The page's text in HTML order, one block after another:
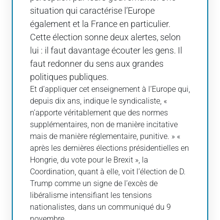
situation qui caractérise l’Europe
également et la France en particulier.
Cette élection sonne deux alertes, selon
lui : il faut davantage écouter les gens. Il
faut redonner du sens aux grandes
politiques publiques.
Et d’appliquer cet enseignement à l’Europe qui,
depuis dix ans, indique le syndicaliste, «
n’apporte véritablement que des normes
supplémentaires, non de manière incitative
mais de manière réglementaire, punitive. » «
après les dernières élections présidentielles en
Hongrie, du vote pour le Brexit », la
Coordination, quant à elle, voit l’élection de D.
Trump comme un signe de l’excès de
libéralisme intensifiant les tensions
nationalistes, dans un communiqué du 9